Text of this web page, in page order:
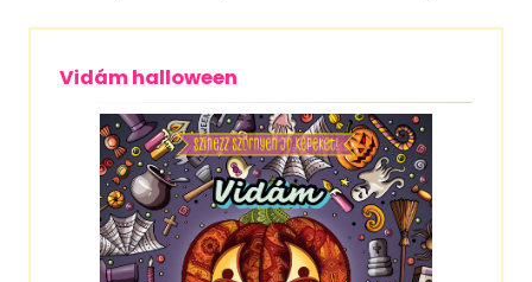
Vidám halloween